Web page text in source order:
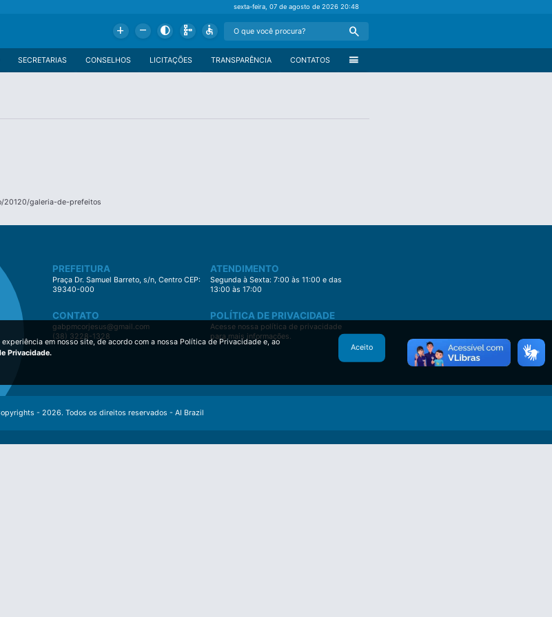
sexta-feira, 07 de agosto de 202620:48
Add Remove Contrast Schema Accessible Search
menu
CONTATOS
TRANSPARÊNCIA
LICITAÇÕES
CONSELHOS
SECRETARIAS
20120/galeria-de-prefeitos
PREFEITURA
Praça Dr. Samuel Barreto, s/n, Centro CEP:
39340-000
ATENDIMENTO
Segunda à Sexta: 7:00 às 11:00 e das
13:00 às 17:00
CONTATO
gabpmcorjesus@gmail.com
(38) 3228-1328
POLÍTICA DE PRIVACIDADE
Acesse nossa política de privacidade
para mais informações.
- 2026. Todos os direitos reservados - AI Brazil
em nosso site, de acordo com a nossa Política de Privacidade e, ao
Privacidade.
Aceito